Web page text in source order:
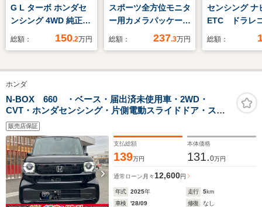
G L ターボ ホンダセ
ンシング 4WD 純正7
型ナビ・360° スーパ
LEDヘッドライト・運
転席助手席シートヒー
ター・充電用USBジ
ャック(急速充電対応
タイプ2個付)
総額： 150.2万円
スポーツ全方位モニタ
ー用カメラパッケージ
総額： 237.3万円
センシング
ETC ドラ
LED ワン
総額：
ホンダ
N-BOX 660 ・ベース・届出済未使用車・2WD・
CVT・ホンダセンシング・片側電動スライドドア・スマ
ートキー・LEDライト・アイドリングストップ コーナ
ーセンサー・バックカメラ・オートエアコン
販売店保証
支払総額
139万円
本体価格
131.0万円
通常ローン 月々 12,600円
年式 2025年 走行 5km
車検
'28/09 修復
なし